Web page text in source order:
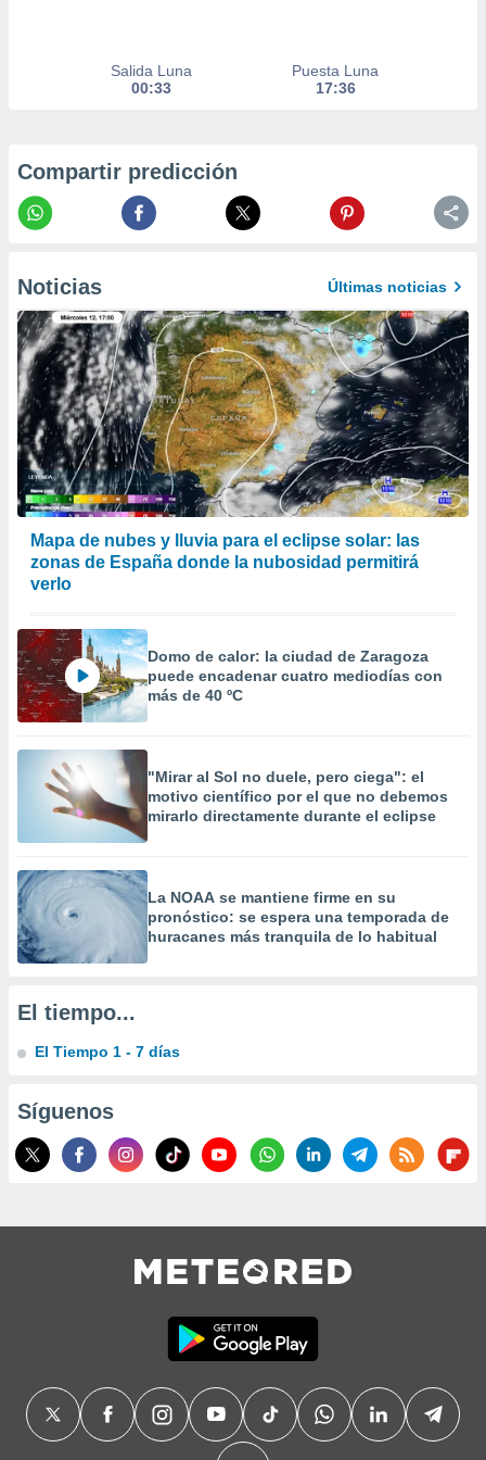
un
o acceder
datos
perfiles
utilizar
crear un
uso de
medir el
la
el
del
de
o a través
de
de
uso de
con el
mediante
publicidad
publicidad
de
1199
Salida Luna
00:33
Puesta Luna
17:36
Compartir predicción
Noticias Últimas noticias
Mapa de nubes y lluvia para el eclipse solar: las
zonas de España donde la nubosidad permitirá
verlo
Domo de calor: la ciudad de Zaragoza
puede encadenar cuatro mediodías con
más de 40 ºC
"Mirar al Sol no duele, pero ciega": el
motivo científico por el que no debemos
mirarlo directamente durante el eclipse
La NOAA se mantiene firme en su
pronóstico: se espera una temporada de
huracanes más tranquila de lo habitual
El tiempo...
El Tiempo 1 - 7 días
Síguenos